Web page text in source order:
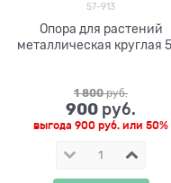
57-913
Опора для растений
металлическая круглая 57-
1 800 руб.
900 руб.
выгода 900 руб. или 50%